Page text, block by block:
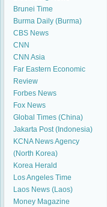
Brunei Time
Burma Daily (Burma)
CBS News
CNN
CNN Asia
Far Eastern Economic
Review
Forbes News
Fox News
Global Times (China)
Jakarta Post (Indonesia)
KCNA News Agency
(North Korea)
Korea Herald
Los Angeles Time
Laos News (Laos)
Money Magazine